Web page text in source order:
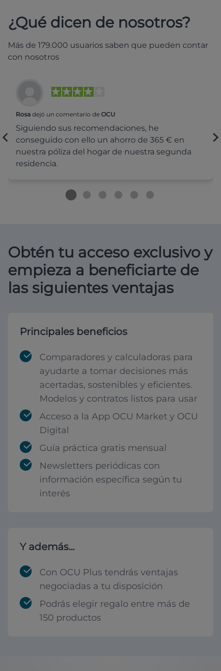
¿Qué dicen de nosotros?
Más de 179.000 usuarios saben que pueden contar
con nosotros
Rosa dejó un comentario de OCU
Siguiendo sus recomendaciones, he
conseguido con ello un ahorro de 365 € en
nuestra póliza del hogar de nuestra segunda
residencia.
Obtén tu acceso exclusivo y
empieza a beneficiarte de
las siguientes ventajas
Principales beneficios
Comparadores y calculadoras para
ayudarte a tomar decisiones más
acertadas, sostenibles y eficientes.
Modelos y contratos listos para usar
Acceso a la App OCU Market y OCU
Digital
Guía práctica gratis mensual
Newsletters periódicas con
información específica según tu
interés
Y además...
Con OCU Plus tendrás ventajas
negociadas a tu disposición
Podrás elegir regalo entre más de
150 productos